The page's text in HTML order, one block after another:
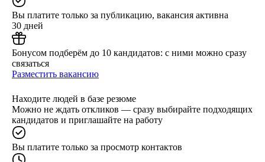
Вы платите только за публикацию, вакансия активна
30 дней
Бонусом подберём до 10 кандидатов: с ними можно сразу
связаться
Разместить вакансию
Находите людей в базе резюме
Можно не ждать откликов — сразу выбирайте подходящих
кандидатов и приглашайте на работу
Вы платите только за просмотр контактов